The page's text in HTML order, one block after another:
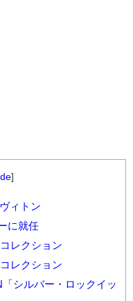
]
ィトン
に就任
レクション
レクション
シルバー・ロックイッ